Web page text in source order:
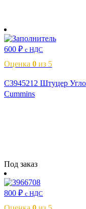
600 ₽ с НДС
Оценка 0 из 5
C3945212 Штуцер
Cummins
Под заказ
800 ₽ с НДС